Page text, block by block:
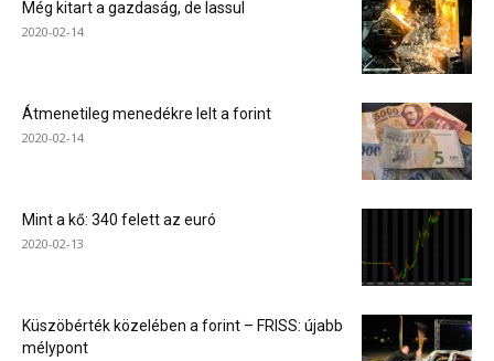
Még kitart a gazdaság, de lassul
2020-02-14
Átmenetileg menedékre lelt a forint
2020-02-14
Mint a kő: 340 felett az euró
2020-02-13
Küszöbérték közelében a forint – FRISS: újabb
mélypont